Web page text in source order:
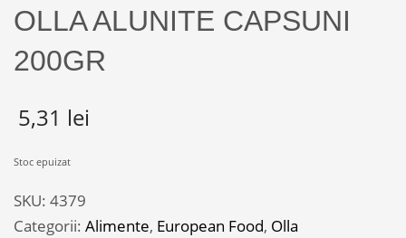
OLLA ALUNITE CAPSUNI
200GR
5,31 lei
Stoc epuizat
SKU: 4379
Categorii: Alimente, European Food, Olla